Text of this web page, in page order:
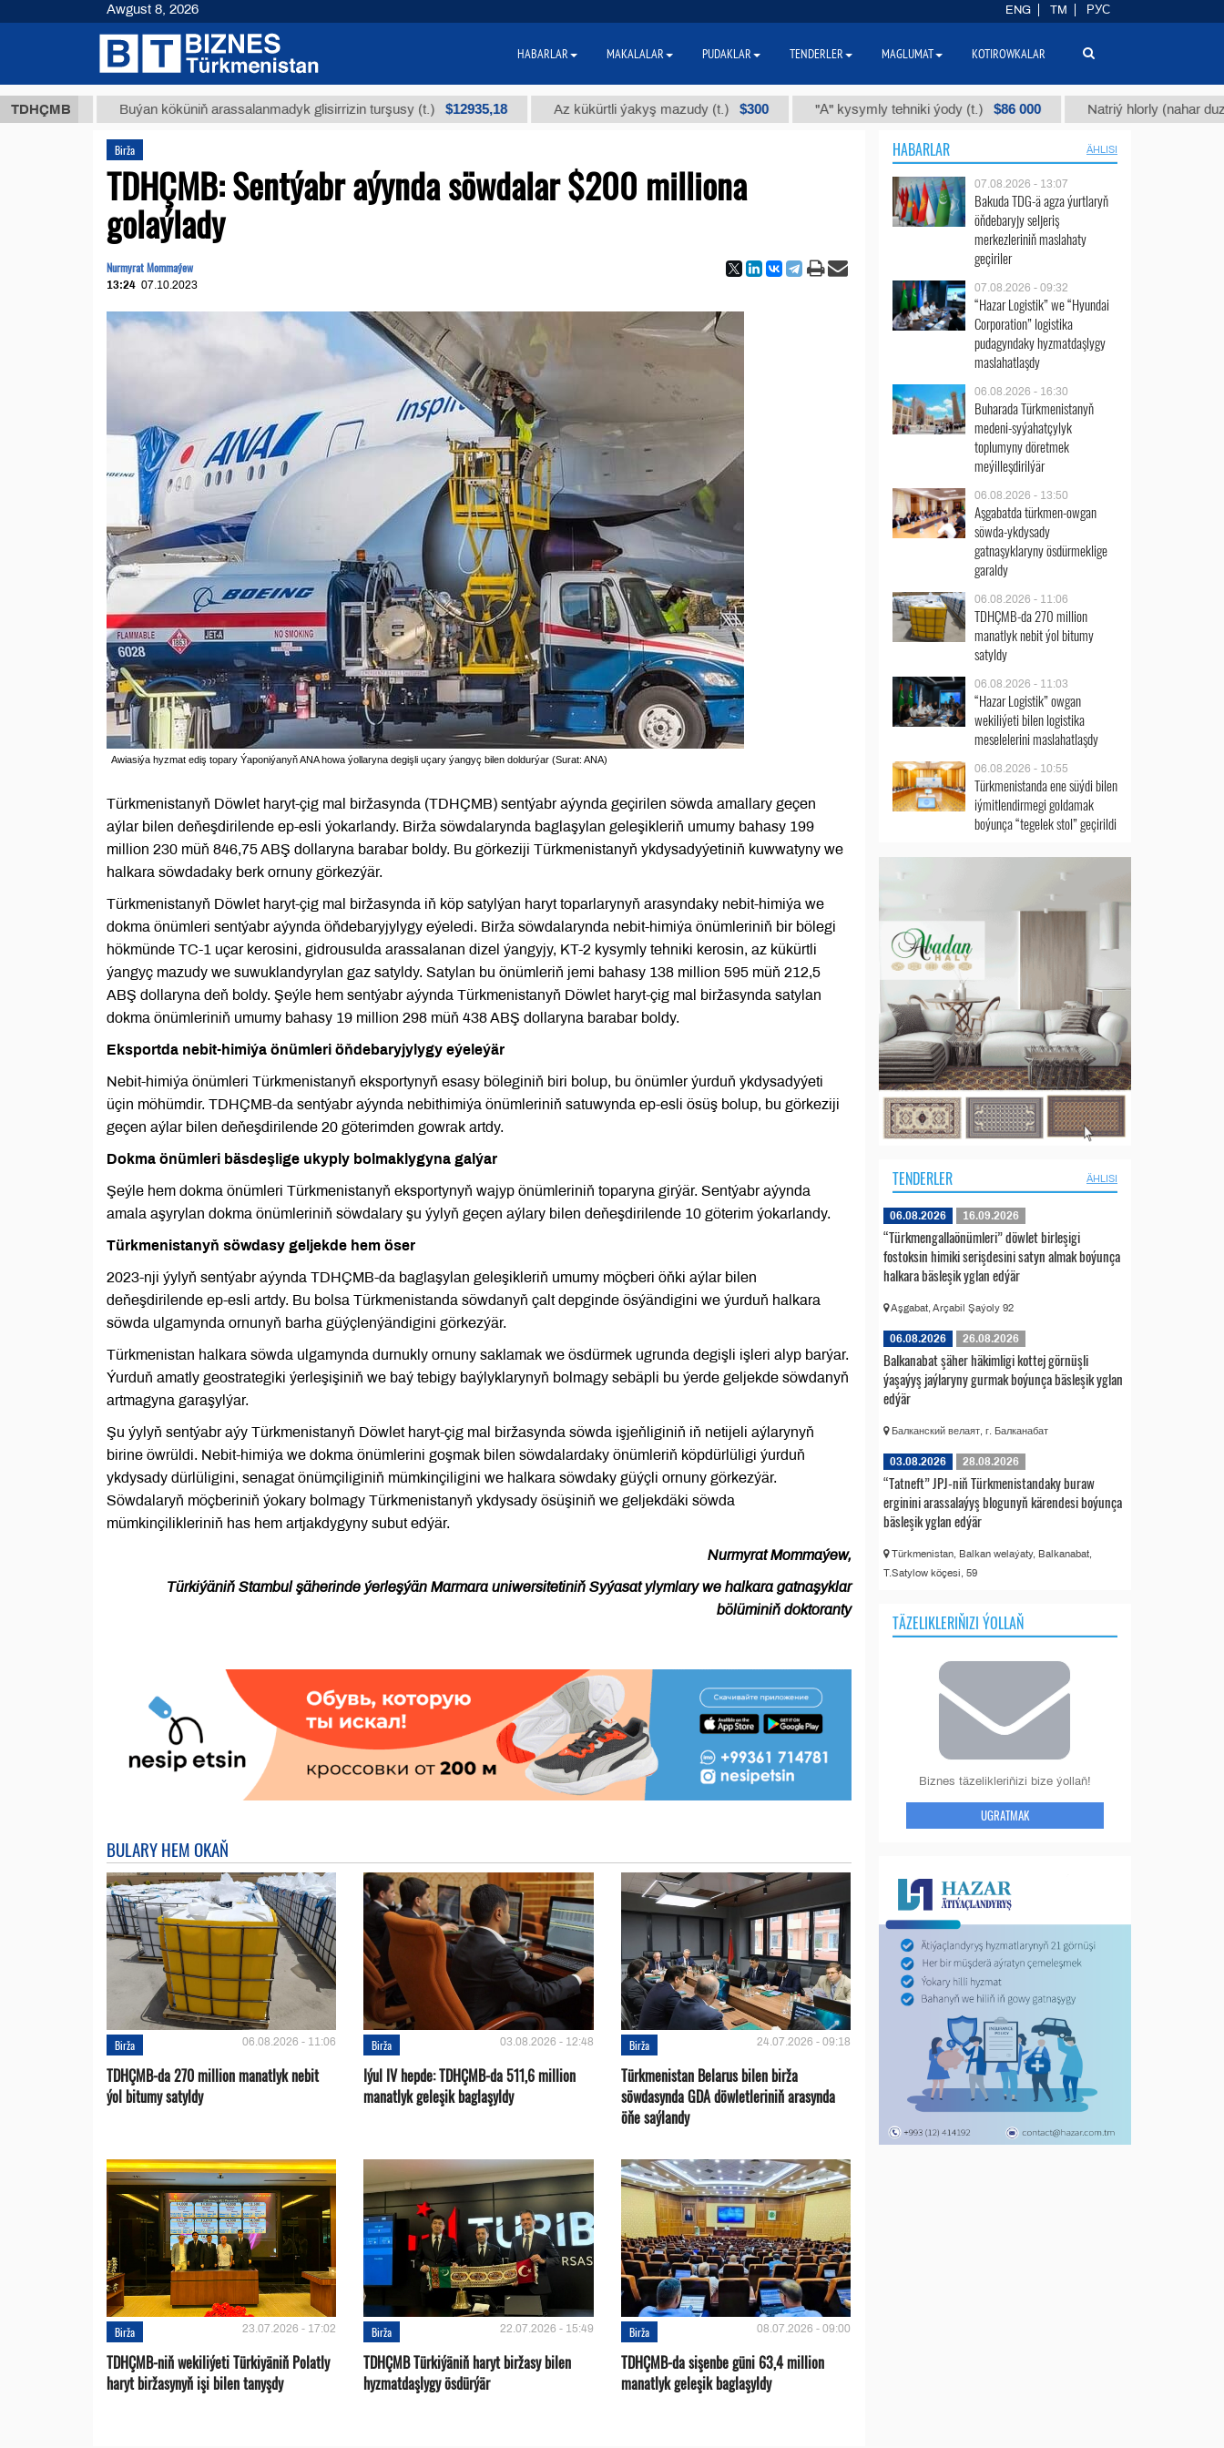
TDHÇMBBuýan köküniň arassalanmadyk glisirrizin turşusy (t.) $12935,18 Az kükürtli ýakyş mazudy (t.) $300 "А" kysymly tehniki ýody (t.) $86 000 Natriý hlorly (nahar duzy) (t.)
Birža
TDHÇMB: Sentýabr aýynda söwdalar $200 milliona
golaýlady
Nurmyrat Mommaýew
13:24 07.10.2023
Awiasiýa hyzmat ediş topary Ýaponiýanyň ANA howa ýollaryna degişli uçary ýangyç bilen doldurýar (Surat: ANA)
Türkmenistanyň Döwlet haryt-çig mal biržasynda (TDHÇMB) sentýabr aýynda geçirilen söwda amallary geçen
aýlar bilen deňeşdirilende ep-esli ýokarlandy. Birža söwdalarynda baglaşylan geleşikleriň umumy bahasy 199
million 230 müň 846,75 ABŞ dollaryna barabar boldy. Bu görkeziji Türkmenistanyň ykdysadyýetiniň kuwwatyny we
halkara söwdadaky berk ornuny görkezýär.
Türkmenistanyň Döwlet haryt-çig mal biržasynda iň köp satylýan haryt toparlarynyň arasyndaky nebit-himiýa we
dokma önümleri sentýabr aýynda öňdebaryjylygy eýeledi. Birža söwdalarynda nebit-himiýa önümleriniň bir bölegi
hökmünde TC-1 uçar kerosini, gidrousulda arassalanan dizel ýangyjy, KT-2 kysymly tehniki kerosin, az kükürtli
ýangyç mazudy we suwuklandyrylan gaz satyldy. Satylan bu önümleriň jemi bahasy 138 million 595 müň 212,5
ABŞ dollaryna deň boldy. Şeýle hem sentýabr aýynda Türkmenistanyň Döwlet haryt-çig mal biržasynda satylan
dokma önümleriniň umumy bahasy 19 million 298 müň 438 ABŞ dollaryna barabar boldy.
Eksportda nebit-himiýa önümleri öňdebaryjylygy eýeleýär
Nebit-himiýa önümleri Türkmenistanyň eksportynyň esasy böleginiň biri bolup, bu önümler ýurduň ykdysadyýeti
üçin möhümdir. TDHÇMB-da sentýabr aýynda nebithimiýa önümleriniň satuwynda ep-esli ösüş bolup, bu görkeziji
geçen aýlar bilen deňeşdirilende 20 göterimden gowrak artdy.
Dokma önümleri bäsdeşlige ukyply bolmaklygyna galýar
Şeýle hem dokma önümleri Türkmenistanyň eksportynyň wajyp önümleriniň toparyna girýär. Sentýabr aýynda
amala aşyrylan dokma önümleriniň söwdalary şu ýylyň geçen aýlary bilen deňeşdirilende 10 göterim ýokarlandy.
Türkmenistanyň söwdasy geljekde hem öser
2023-nji ýylyň sentýabr aýynda TDHÇMB-da baglaşylan geleşikleriň umumy möçberi öňki aýlar bilen
deňeşdirilende ep-esli artdy. Bu bolsa Türkmenistanda söwdanyň çalt depginde ösýändigini we ýurduň halkara
söwda ulgamynda ornunyň barha güýçlenýändigini görkezýär.
Türkmenistan halkara söwda ulgamynda durnukly ornuny saklamak we ösdürmek ugrunda degişli işleri alyp barýar.
Ýurduň amatly geostrategiki ýerleşişiniň we baý tebigy baýlyklarynyň bolmagy sebäpli bu ýerde geljekde söwdanyň
artmagyna garaşylýar.
Şu ýylyň sentýabr aýy Türkmenistanyň Döwlet haryt-çig mal biržasynda söwda işjeňliginiň iň netijeli aýlarynyň
birine öwrüldi. Nebit-himiýa we dokma önümlerini goşmak bilen söwdalardaky önümleriň köpdürlüligi ýurduň
ykdysady dürlüligini, senagat önümçiliginiň mümkinçiligini we halkara söwdaky güýçli ornuny görkezýär.
Söwdalaryň möçberiniň ýokary bolmagy Türkmenistanyň ykdysady ösüşiniň we geljekdäki söwda
mümkinçilikleriniň has hem artjakdygyny subut edýär.
Nurmyrat Mommaýew,
Türkiýäniň Stambul şäherinde ýerleşýän Marmara uniwersitetiniň Syýasat ylymlary we halkara gatnaşyklar
bölüminiň doktoranty
BULARY HEM OKAŇ
Birža 06.08.2026 - 11:06
TDHÇMB-da 270 million manatlyk nebit
ýol bitumy satyldy
Birža 03.08.2026 - 12:48
Iýul IV hepde: TDHÇMB-da 511,6 million
manatlyk geleşik baglaşyldy
Birža 24.07.2026 - 09:18
Türkmenistan Belarus bilen birža
söwdasynda GDA döwletleriniň arasynda
öňe saýlandy
Birža 23.07.2026 - 17:02
TDHÇMB-niň wekiliýeti Türkiyäniň Polatly
haryt biržasynyň işi bilen tanyşdy
Birža 22.07.2026 - 15:49
TDHÇMB Türkiýäniň haryt biržasy bilen
hyzmatdaşlygy ösdürýär
Birža 08.07.2026 - 09:00
TDHÇMB-da sişenbe güni 63,4 million
manatlyk geleşik baglaşyldy
HABARLAR ÄHLISI
07.08.2026 - 13:07
Bakuda TDG-ä agza ýurtlaryň
öňdebaryjy seljeriş
merkezleriniň maslahaty
geçiriler
07.08.2026 - 09:32
“Hazar Logistik” we “Hyundai
Corporation” logistika
pudagyndaky hyzmatdaşlygy
maslahatlaşdy
06.08.2026 - 16:30
Buharada Türkmenistanyň
medeni-syýahatçylyk
toplumyny döretmek
meýilleşdirilýär
06.08.2026 - 13:50
Aşgabatda türkmen-owgan
söwda-ykdysady
gatnaşyklaryny ösdürmeklige
garaldy
06.08.2026 - 11:06
TDHÇMB-da 270 million
manatlyk nebit ýol bitumy
satyldy
06.08.2026 - 11:03
“Hazar Logistik” owgan
wekiliýeti bilen logistika
meselelerini maslahatlaşdy
06.08.2026 - 10:55
Türkmenistanda ene süýdi bilen
iýmitlendirmegi goldamak
boýunça “tegelek stol” geçirildi
TENDERLER ÄHLISI
06.08.2026 16.09.2026
“Türkmengallaönümleri” döwlet birleşigi
fostoksin himiki serişdesini satyn almak boýunça
halkara bäsleşik yglan edýär
Aşgabat, Arçabil Şaýoly 92
06.08.2026 26.08.2026
Balkanabat şäher häkimligi kottej görnüşli
ýaşaýyş jaýlaryny gurmak boýunça bäsleşik yglan
edýär
Балканский велаят, г. Балканабат
03.08.2026 28.08.2026
“Tatneft” JPJ-niň Türkmenistandaky buraw
erginini arassalaýyş blogunyň kärendesi boýunça
bäsleşik yglan edýär
Türkmenistan, Balkan welaýaty, Balkanabat,
T.Satylow köçesi, 59
TÄZELIKLERIŇIZI ÝOLLAŇ
Biznes täzelikleriňizi bize ýollaň!
UGRATMAK
Awgust 8, 2026 ENG TM РУС
HABARLAR MAKALALAR PUDAKLAR TENDERLER MAGLUMAT KOTIROWKALAR